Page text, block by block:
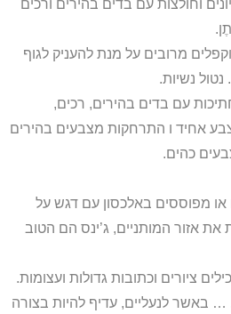
וחולצות עם בדים בהירים ורכים
מרובים על מנת להעניק לגוף
נשיות.
עם בדים בהירים, רכים,
אחיד ו התרחקות מצבעים בהירים
כהים.
או מפוססים באלכסון עם דגש על
את אזור המותניים, ג’ינס הם הטוב
ציורים וכתובות גדולות ועצומות.
… באשר לנעליים, עדיף להיות בצורה